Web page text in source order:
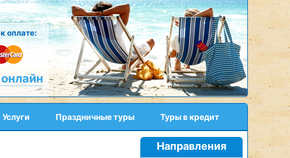
оплате:
Услуги Праздничные туры Туры в кредит
Направления